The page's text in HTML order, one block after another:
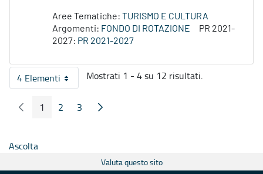
Aree Tematiche: TURISMO E CULTURA
Argomenti: FONDO DI ROTAZIONE
PR 2021-
2027: PR 2021-2027
4 ElementiPer pagina
Mostrati 1 - 4 su 12 risultati.
Pagina Precedente
Pagina
1 Pagina
2 Pagina
3 Pagina Seguente
Ascolta
Valuta questo sito